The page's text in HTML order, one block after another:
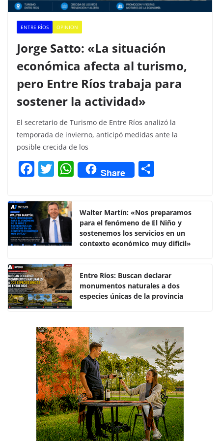
ENTRE RÍOS OPINION
Jorge Satto: «La situación
económica afecta al turismo,
pero Entre Ríos trabaja para
sostener la actividad»
El secretario de Turismo de Entre Ríos analizó la
temporada de invierno, anticipó medidas ante la
posible crecida de los
F
c
e
b
o
o
k
T
itt
er
W
h
s
A
p
Share
p
ar
tir
Walter Martín: «Nos preparamos
para el fenómeno de El Niño y
sostenemos los servicios en un
contexto económico muy difícil»
Entre Ríos: Buscan declarar
monumentos naturales a dos
especies únicas de la provincia